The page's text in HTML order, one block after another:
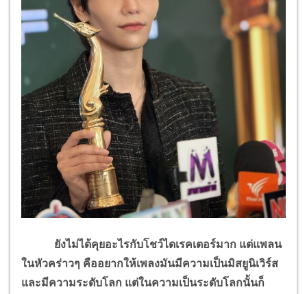
ยังไม่ได้คุยอะไรกับโชว์ไดเรคเตอร์มาก แต่แพลน
ในหัวคร่าวๆ คืออยากให้เพลงมันมีความเป็นมิสยูนิเวิร์ส
และมีความระดับโลก แต่ในความเป็นระดับโลกนั้นก็